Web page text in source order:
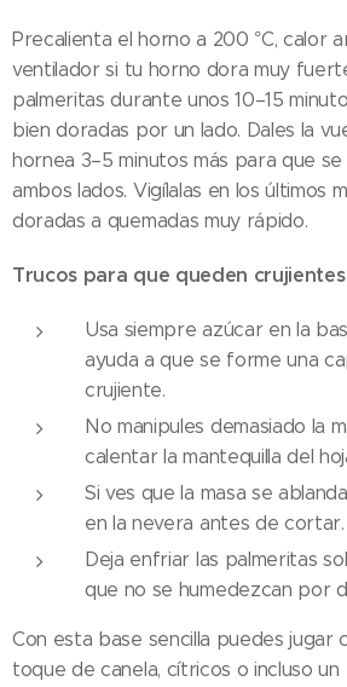
Precalienta el horno a 200 °C, calor
ventilador si tu horno dora muy
palmeritas durante unos 10–15
bien doradas por un lado. Dales la
hornea 3–5 minutos más para que
ambos lados. Vigílalas en los últimos
doradas a quemadas muy rápido.
Trucos para que queden crujientes
Usa siempre azúcar en la
ayuda a que se forme una
crujiente.
No manipules demasiado la
calentar la mantequilla del
Si ves que la masa se
en la nevera antes de cortar.
Deja enfriar las palmeritas
que no se humedezcan por
Con esta base sencilla puedes jugar
toque de canela, cítricos o incluso